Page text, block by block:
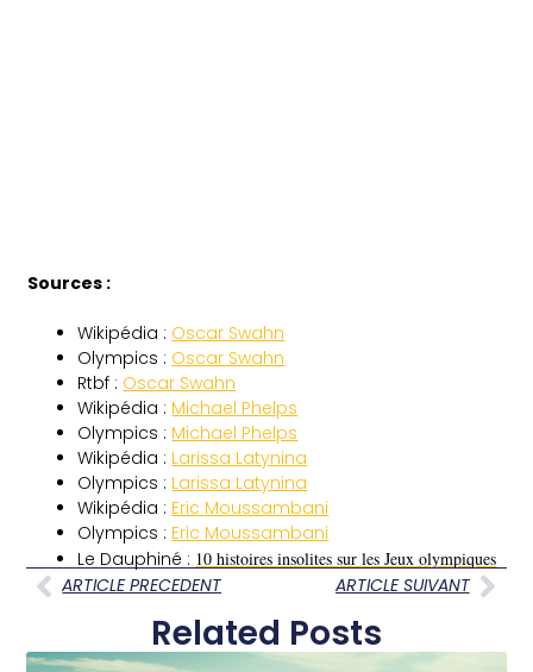
Sources :
Wikipédia : Oscar Swahn
Olympics : Oscar Swahn
Rtbf : Oscar Swahn
Wikipédia : Michael Phelps
Olympics : Michael Phelps
Wikipédia : Larissa Latynina
Olympics : Larissa Latynina
Wikipédia : Eric Moussambani
Olympics : Eric Moussambani
Le Dauphiné : 10 histoires insolites sur les Jeux olympiques
ARTICLE PRECEDENT ARTICLE SUIVANT
Related Posts